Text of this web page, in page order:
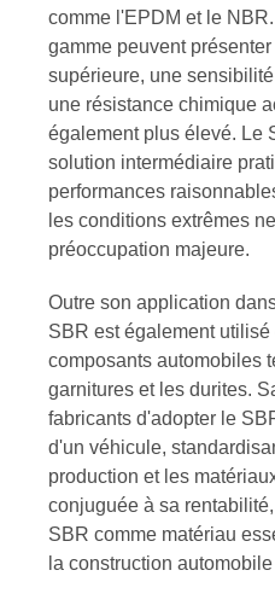
comme l'EPDM et le
gamme peuvent
supérieure, une
une résistance chimique
également plus élevé. Le
solution intermédiaire
performances
les conditions extrêmes
préoccupation majeure.
Outre son application
SBR est également
composants automobiles
garnitures et les durites.
fabricants d'adopter le
d'un véhicule,
production et les
conjuguée à sa
SBR comme matériau
la construction